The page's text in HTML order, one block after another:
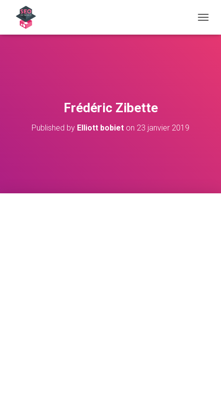
Frédéric Zibette
Published by Elliott bobiet on 23 janvier 2019